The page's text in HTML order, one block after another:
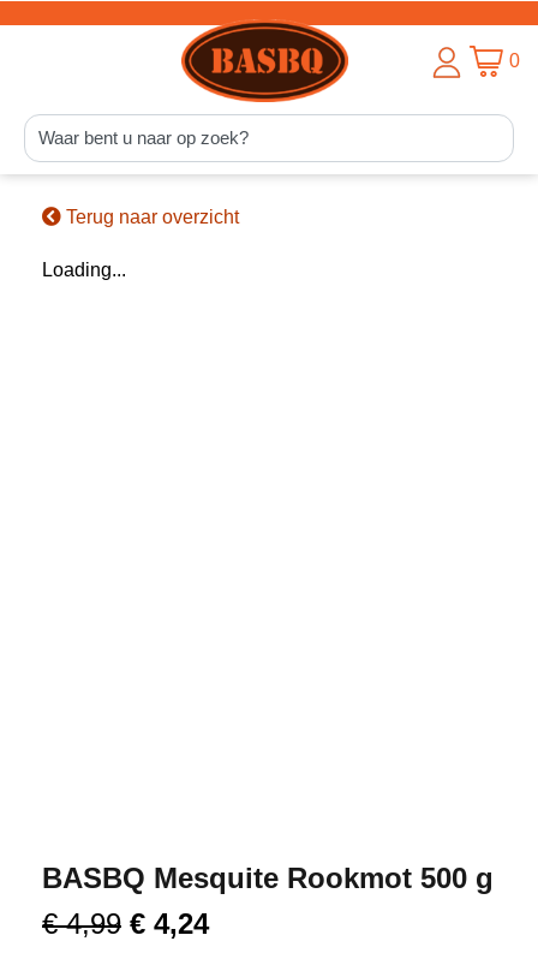
0
Terug naar overzicht
Loading...
BASBQ Mesquite Rookmot 500 g
€4,99 € 4,24